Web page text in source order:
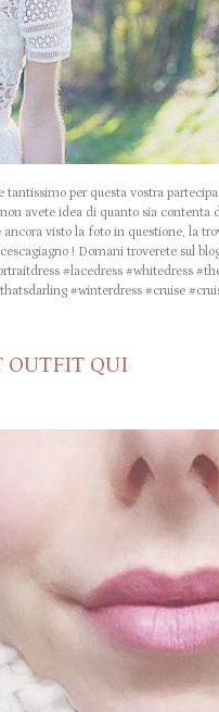
tantissimo per questa vostra
avete idea di quanto sia contenta
visto la foto in questione, la
! Domani troverete sul
#lacedress #whitedress
#winterdress #cruise
OUTFIT QUI